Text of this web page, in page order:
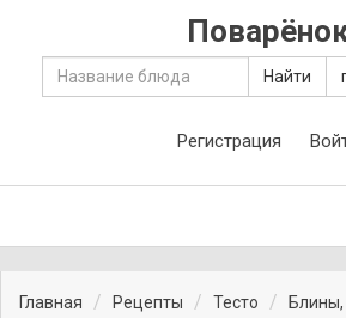
Найти
Регистрация
Главная Рецепты Тесто